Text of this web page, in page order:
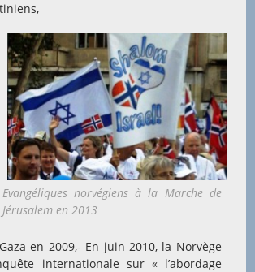
Evangéliques norvégiens à la Marche de
Jérusalem en 2013
en 2009,- En juin 2010, la Norvège
internationale sur « l’abordage